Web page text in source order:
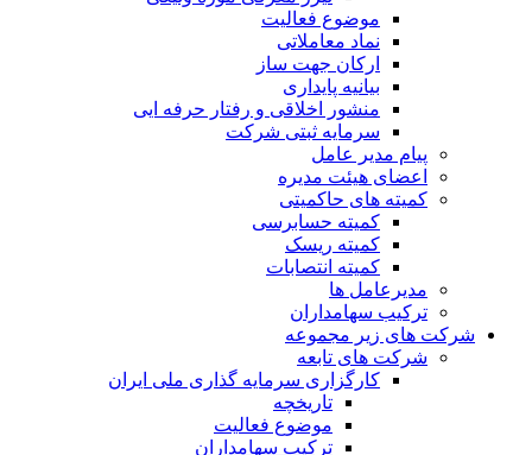
موضوع فعالیت
نماد معاملاتی
ارکان جهت ساز
بیانیه پایداری
منشور اخلاقی و رفتار حرفه ایی
سرمایه ثبتی شرکت
پیام مدیر عامل
اعضای هیئت مدیره
کمیته های حاکمیتی
کمیته حسابرسی
کمیته ریسک
کمیته انتصابات
مدیرعامل ها
ترکیب سهامداران
شرکت های زیر مجموعه
شرکت های تابعه
کارگزاری سرمایه گذاری ملی ایران
تاریخچه
موضوع فعالیت
ترکیب سهامداران